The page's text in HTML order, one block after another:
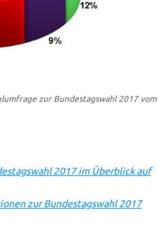
zur Bundestagswahl 2017 vom
2017 im Überblick auf
zur Bundestagswahl 2017